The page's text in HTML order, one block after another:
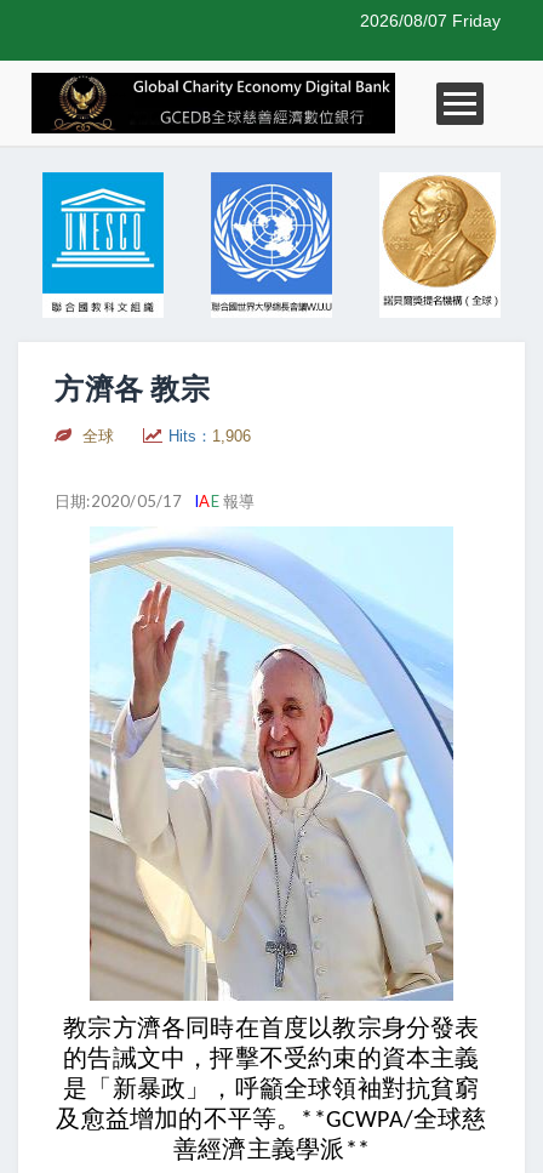
2026/08/07 Friday
方濟各 教宗
全球 Hits： 1,906
日期:2020/05/17 IAE報導
教宗方濟各同時在首度以教宗身分發表
的告誡文中，抨擊不受約束的資本主義
是「新暴政」，呼籲全球領袖對抗貧窮
及愈益增加的不平等。
**GCWPA/全球慈
善經濟主義學派 **